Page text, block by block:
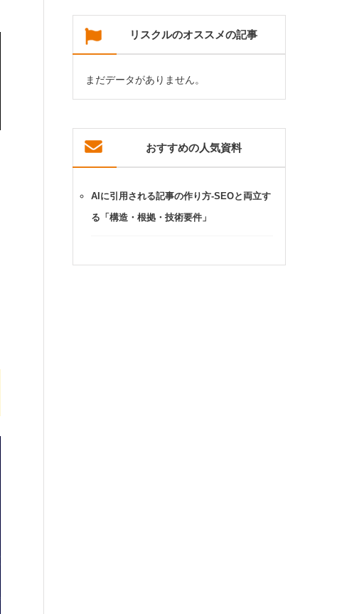
リスクルのオススメの記事
まだデータがありません。
おすすめの人気資料
AIに引用される記事の作り方-SEOと両立す
る「構造・根拠・技術要件」